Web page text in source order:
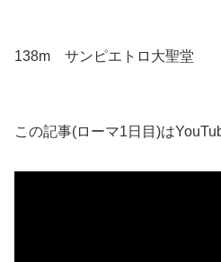
138m サンピエトロ大聖堂
この記事(ローマ1日目)は